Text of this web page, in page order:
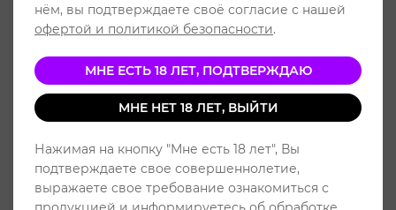
нём, вы подтверждаете своё согласие с нашей
офертой и политикой безопасности.
МНЕ ЕСТЬ 18 ЛЕТ, ПОДТВЕРЖДАЮ
МНЕ НЕТ 18 ЛЕТ, ВЫЙТИ
Нажимая на кнопку "Мне есть 18 лет", Вы
подтверждаете свое совершеннолетие,
выражаете свое требование ознакомиться с